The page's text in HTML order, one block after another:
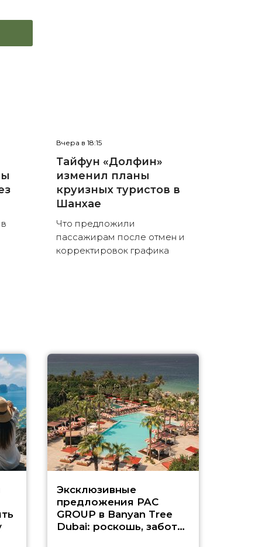
Вчера в 18:15
Тайфун «Долфин»
изменил планы
круизных туристов в
Шанхае
Что предложили
пассажирам после отмен и
корректировок графика
Эксклюзивные
предложения PAC
GROUP в Banyan Tree
Dubai: роскошь, забота